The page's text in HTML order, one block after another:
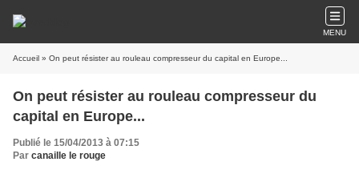
MENU
Accueil » On peut résister au rouleau compresseur du capital en Europe...
On peut résister au rouleau compresseur du
capital en Europe...
Publié le 15/04/2013 à 07:15
Par canaille le rouge